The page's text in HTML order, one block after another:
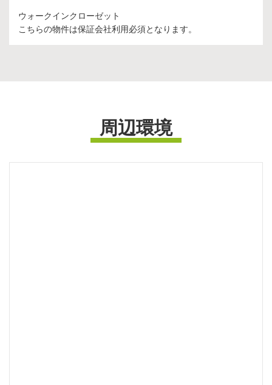
ウォークインクローゼット
こちらの物件は保証会社利用必須となります。
周辺環境